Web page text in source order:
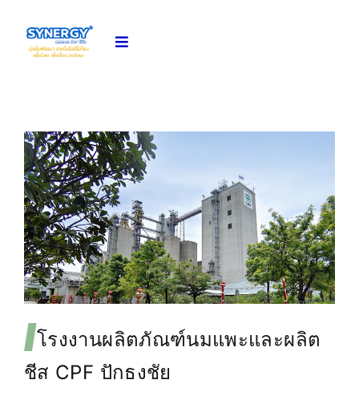
Toggle
เกี่ยวกับเรา
โอโซนแอปพลิเคชัน
ผลงานของเรา
ความรู้เรื่องโอโซน
ติดตามข่าวสาร
โรงงานผลิตภัณฑ์นมแพะและผลิต
ชีส CPF ปักธงชัย